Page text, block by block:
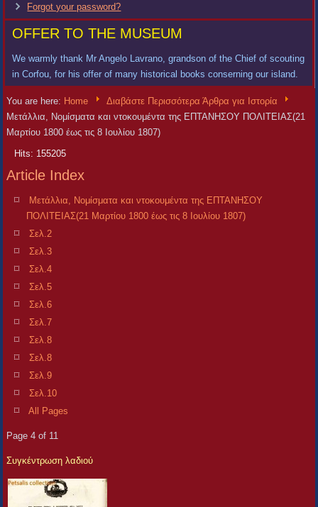
Forgot your password?
OFFER TO THE MUSEUM
We warmly thank Mr Angelo Lavrano, grandson of the Chief of scouting
in Corfou, for his offer of many historical books conserning our island.
You are here: Home
Διαβάστε Περισσότερα Άρθρα για Ιστορία
Μετάλλια, Νομίσματα και ντοκουμέντα της ΕΠΤΑΝΗΣΟΥ ΠΟΛΙΤΕΙΑΣ(21
Μαρτίου 1800 έως τις 8 Ιουλίου 1807)
Hits: 155205
Article Index
Μετάλλια, Νομίσματα και ντοκουμέντα της ΕΠΤΑΝΗΣΟΥ
ΠΟΛΙΤΕΙΑΣ(21 Μαρτίου 1800 έως τις 8 Ιουλίου 1807)
Σελ.2
Σελ.3
Σελ.4
Σελ.5
Σελ.6
Σελ.7
Σελ.8
Σελ.8
Σελ.9
Σελ.10
All Pages
Page 4 of 11
Συγκέντρωση λαδιού